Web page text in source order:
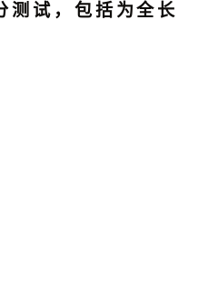
测试，包括为全长